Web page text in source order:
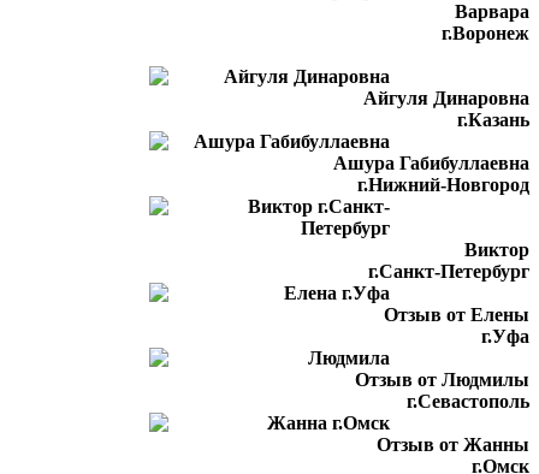
Варвара
г.Воронеж
Айгуля Динаровна
г.Казань
Ашура Габибуллаевна
г.Нижний-Новгород
Виктор
г.Санкт-Петербург
Отзыв от Елены
г.Уфа
Отзыв от Людмилы
г.Севастополь
Отзыв от Жанны
г.Омск